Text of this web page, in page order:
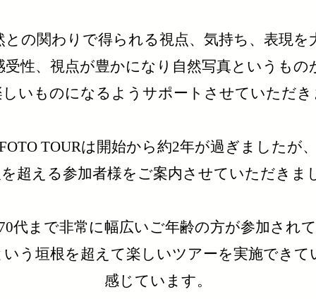
との関わりで得られる視点、気持ち、表現を
受性、視点が豊かになり自然写真というもの
いものになるようサポートさせていただき
TOURは開始から約2年が過ぎましたが、
超える参加者様をご案内させていただきま
代まで非常に幅広いご年齢の方が参加されて
いう垣根を超えて楽しいツアーを実施できて
感じています。